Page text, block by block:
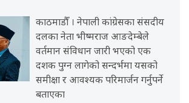
काठमाडौँ । नेपाली कांग्रेसका संसदीय
दलका नेता भीष्मराज आङदेम्बेले
वर्तमान संविधान जारी भएको एक
दशक पुग्न लागेको सन्दर्भमा यसको
समीक्षा र आवश्यक परिमार्जन गर्नुपर्ने
बताएका